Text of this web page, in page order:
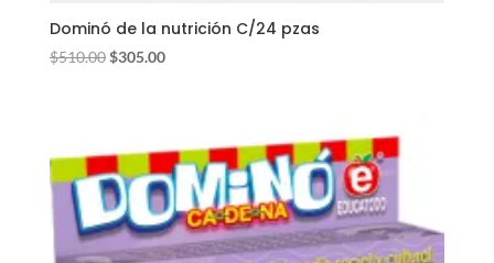
Dominó de la nutrición C/24 pzas
$510.00 El
$510.00.
$305.00El
$305.00.